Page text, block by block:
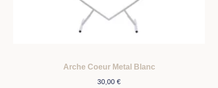
Arche Coeur Metal Blanc
30,00 €